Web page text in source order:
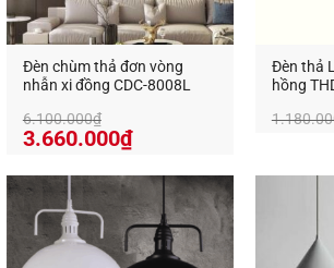
Đèn chùm thả đơn vòng
nhẫn xi đồng CDC-8008L
6.100.000₫
Giá
là:
6.100.000₫.
3.660.000₫Giá
hiện
tại
là:
3.660.000₫.
Đèn thả
hồng